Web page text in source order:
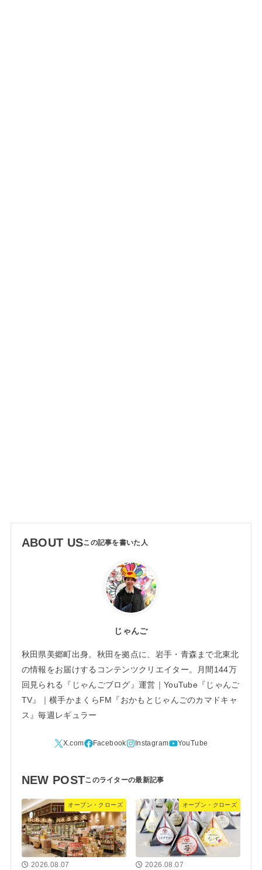
ABOUT US
じゃんご
秋田県美郷町出身。秋田を拠点に、岩手・青森まで北東北
の情報をお届けするコンテンツクリエイター。月間144万
回見られる『じゃんごブログ』運営｜YouTube『じゃんご
TV』｜横手かまくらFM『おかもとじゃんごのカマドキャ
ス』毎週レギュラー
NEW POST
オープン・クローズ
2026.08.07
オープン・クローズ
2026.08.07